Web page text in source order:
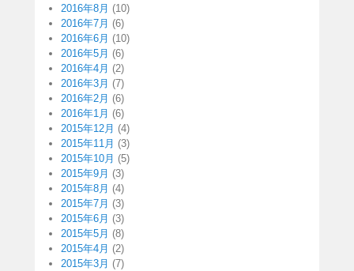
2016年8月 (10)
2016年7月 (6)
2016年6月 (10)
2016年5月 (6)
2016年4月 (2)
2016年3月 (7)
2016年2月 (6)
2016年1月 (6)
2015年12月 (4)
2015年11月 (3)
2015年10月 (5)
2015年9月 (3)
2015年8月 (4)
2015年7月 (3)
2015年6月 (3)
2015年5月 (8)
2015年4月 (2)
2015年3月 (7)